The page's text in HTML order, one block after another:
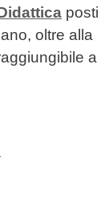
posti
oltre alla
a